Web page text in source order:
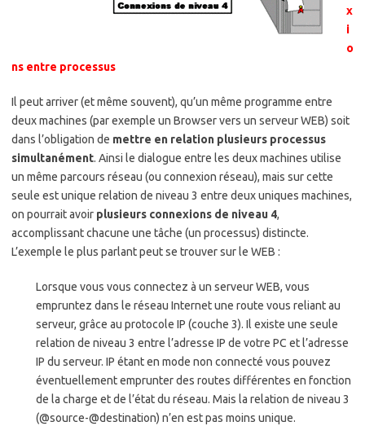
x
i
o
ns entre processus
Il peut arriver (et même souvent), qu’un même programme entre
deux machines (par exemple un Browser vers un serveur WEB) soit
dans l’obligation de mettre en relation plusieurs processus
simultanément. Ainsi le dialogue entre les deux machines utilise
un même parcours réseau (ou connexion réseau), mais sur cette
seule est unique relation de niveau 3 entre deux uniques machines,
on pourrait avoir plusieurs connexions de niveau 4,
accomplissant chacune une tâche (un processus) distincte.
L’exemple le plus parlant peut se trouver sur le WEB :
Lorsque vous vous connectez à un serveur WEB, vous
empruntez dans le réseau Internet une route vous reliant au
serveur, grâce au protocole IP (couche 3). Il existe une seule
relation de niveau 3 entre l’adresse IP de votre PC et l’adresse
IP du serveur. IP étant en mode non connecté vous pouvez
éventuellement emprunter des routes différentes en fonction
de la charge et de l’état du réseau. Mais la relation de niveau 3
(@source-@destination) n’en est pas moins unique.